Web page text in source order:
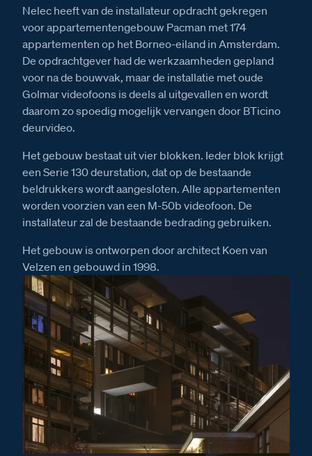
Nelec heeft van de installateur opdracht gekregen
voor appartementengebouw Pacman met 174
appartementen op het Borneo-eiland in Amsterdam.
De opdrachtgever had de werkzaamheden gepland
voor na de bouwvak, maar de installatie met oude
Golmar videofoons is deels al uitgevallen en wordt
daarom zo spoedig mogelijk vervangen door BTicino
deurvideo.
Het gebouw bestaat uit vier blokken. Ieder blok krijgt
een Serie 130 deurstation, dat op de bestaande
beldrukkers wordt aangesloten. Alle appartementen
worden voorzien van een M-50b videofoon. De
installateur zal de bestaande bedrading gebruiken.
Het gebouw is ontworpen door architect Koen van
Velzen en gebouwd in 1998.